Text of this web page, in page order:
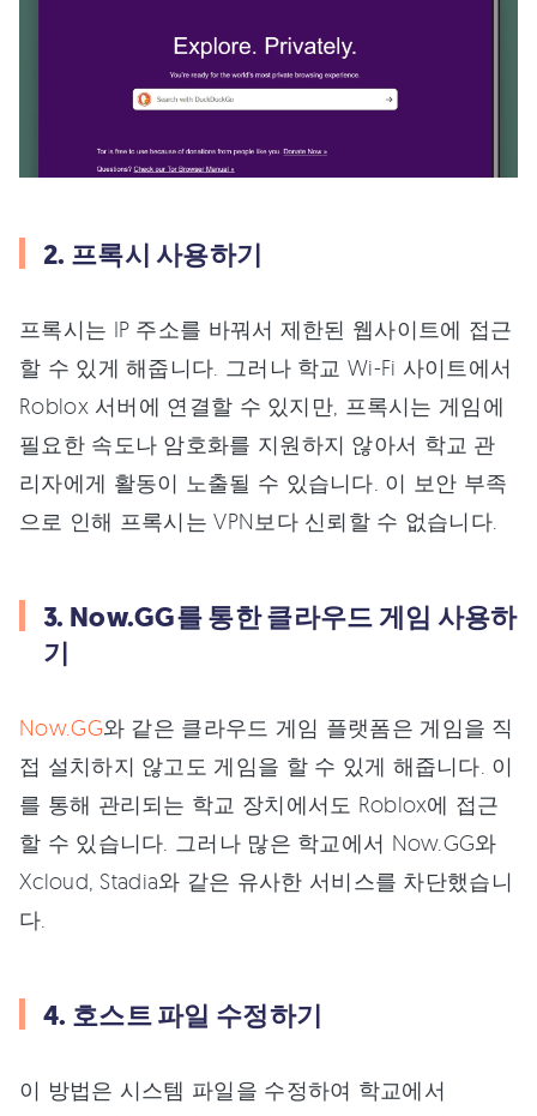
2. 프록시 사용하기
프록시는 IP 주소를 바꿔서 제한된 웹사이트에 접근
할 수 있게 해줍니다. 그러나 학교 Wi-Fi 사이트에서
Roblox 서버에 연결할 수 있지만, 프록시는 게임에
필요한 속도나 암호화를 지원하지 않아서 학교 관
리자에게 활동이 노출될 수 있습니다. 이 보안 부족
으로 인해 프록시는 VPN보다 신뢰할 수 없습니다.
3. Now.GG를 통한 클라우드 게임 사용하
기
Now.GG와 같은 클라우드 게임 플랫폼은 게임을 직
접 설치하지 않고도 게임을 할 수 있게 해줍니다. 이
를 통해 관리되는 학교 장치에서도 Roblox에 접근
할 수 있습니다. 그러나 많은 학교에서 Now.GG와
Xcloud, Stadia와 같은 유사한 서비스를 차단했습니
다.
4. 호스트 파일 수정하기
이 방법은 시스템 파일을 수정하여 학교에서